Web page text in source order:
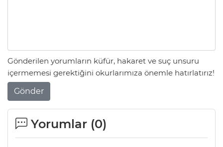
Gönderilen yorumların küfür, hakaret ve suç unsuru
içermemesi gerektiğini okurlarımıza önemle hatırlatırız!
Gönder
Yorumlar (0)